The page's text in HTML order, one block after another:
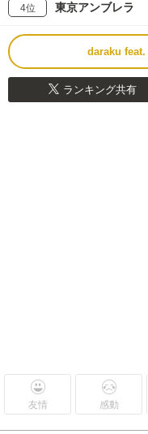
4位 東京アンブレラ
daraku feat.
ランキング共有
友情 感動